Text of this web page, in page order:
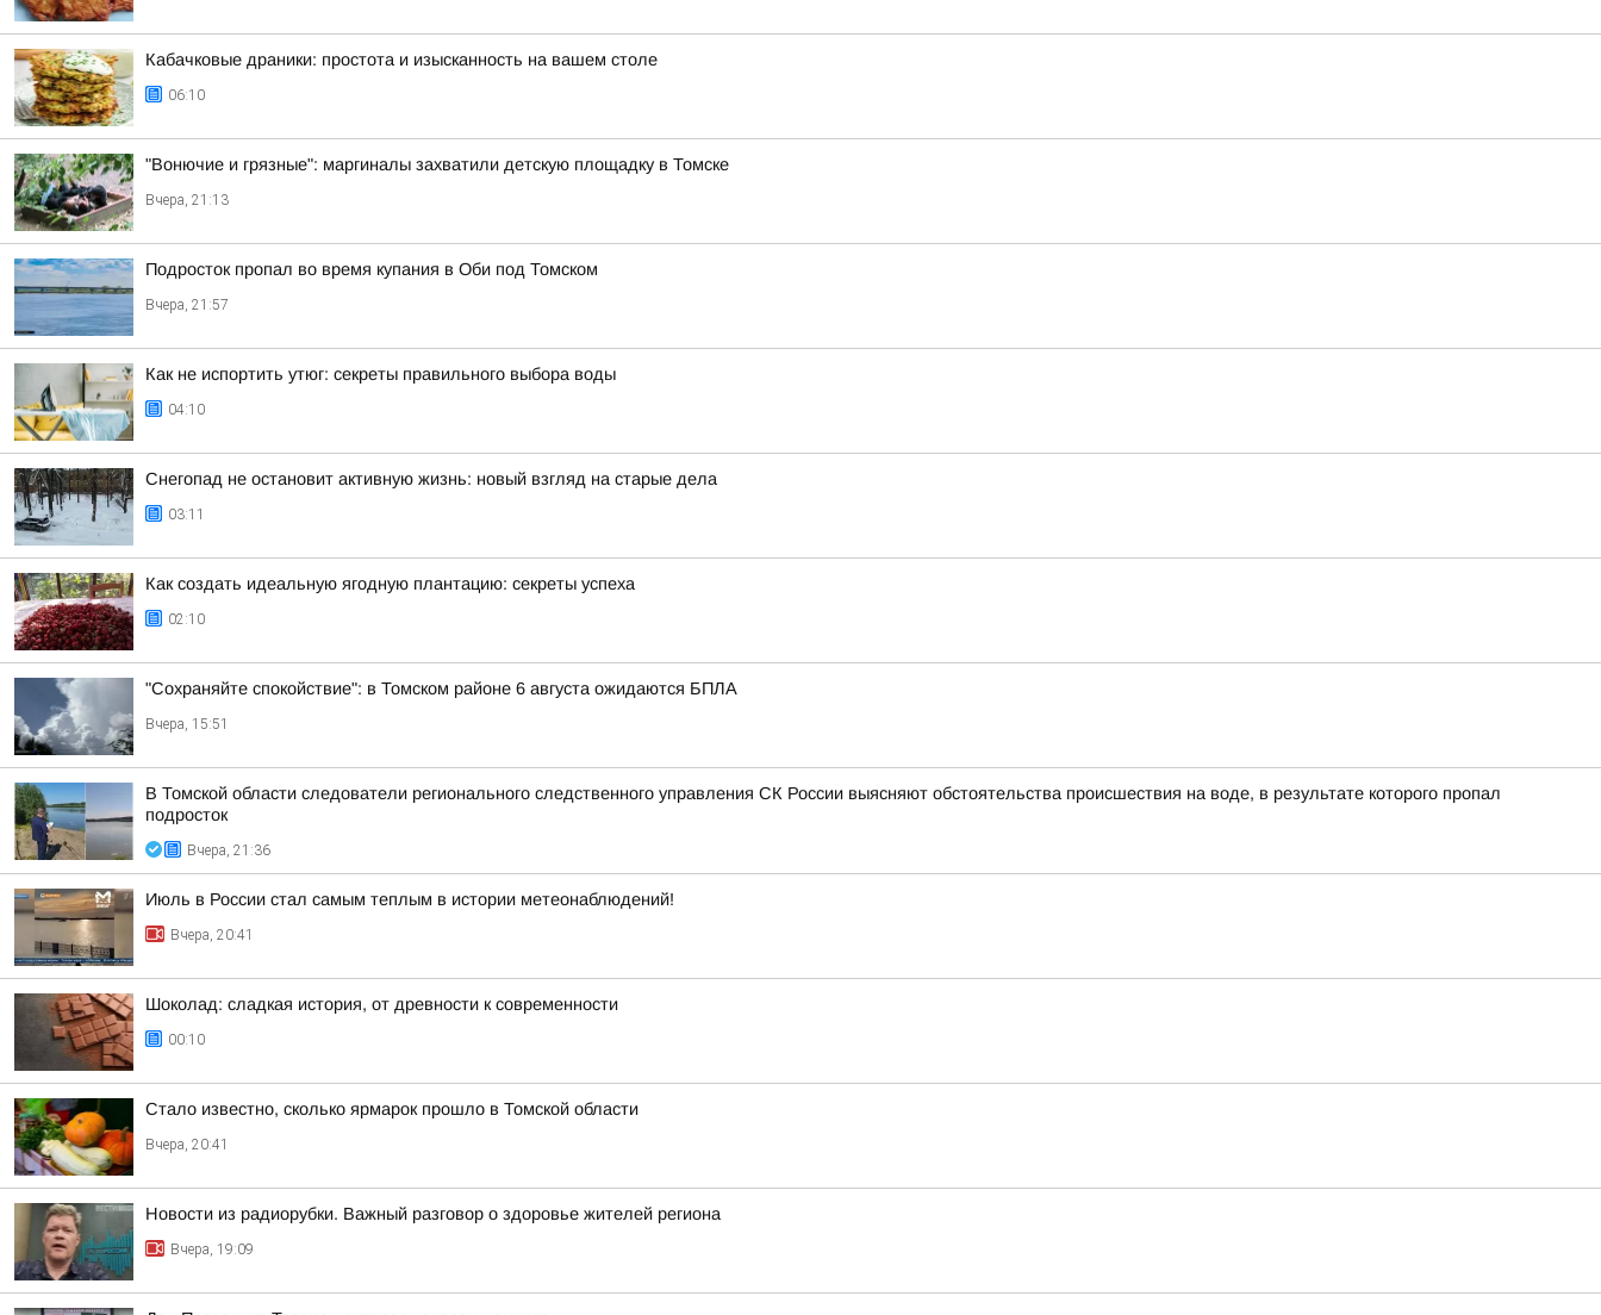
Кабачковые драники: простота и изысканность на вашем столе
06:10
"Вонючие и грязные": маргиналы захватили детскую площадку в Томске
Вчера, 21:13
Подросток пропал во время купания в Оби под Томском
Вчера, 21:57
Как не испортить утюг: секреты правильного выбора воды
04:10
Снегопад не остановит активную жизнь: новый взгляд на старые дела
03:11
Как создать идеальную ягодную плантацию: секреты успеха
02:10
"Сохраняйте спокойствие": в Томском районе 6 августа ожидаются БПЛА
Вчера, 15:51
В Томской области следователи регионального следственного управления СК России выясняют обстоятельства происшествия на воде, в результате которого пропал
подросток
Вчера, 21:36
Июль в России стал самым теплым в истории метеонаблюдений!
Вчера, 20:41
Шоколад: сладкая история, от древности к современности
00:10
Стало известно, сколько ярмарок прошло в Томской области
Вчера, 20:41
Новости из радиорубки. Важный разговор о здоровье жителей региона
Вчера, 19:09